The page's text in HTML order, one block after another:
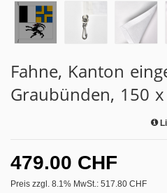
Fahne, Kanton
Graubünden, 150
479.00 CHF
Preis zzgl. 8.1% MwSt.: 517.80 CHF